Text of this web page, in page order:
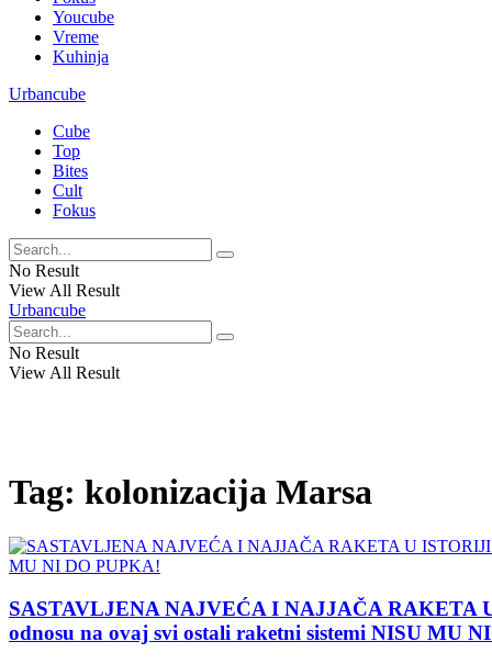
Youcube
Vreme
Kuhinja
Urbancube
Cube
Top
Bites
Cult
Fokus
No Result
View All Result
Urbancube
No Result
View All Result
Tag: kolonizacija Marsa
SASTAVLJENA NAJVEĆA I NAJJAČA RAKETA
odnosu na ovaj svi ostali raketni sistemi NISU MU